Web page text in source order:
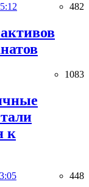
482
1083
к
448